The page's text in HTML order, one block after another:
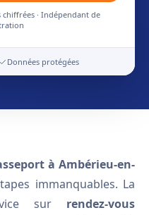
chiffrées · Indépendant de
Données protégées
à Ambérieu-en-
immanquables. La
sur rendez-vous